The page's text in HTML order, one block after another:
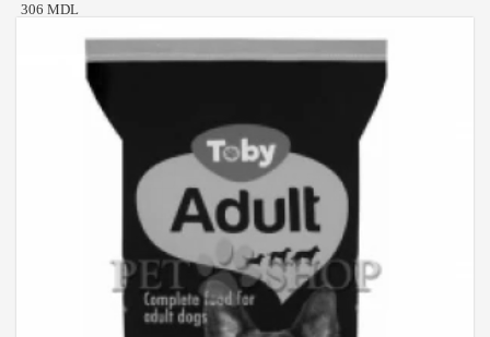
306 MDL